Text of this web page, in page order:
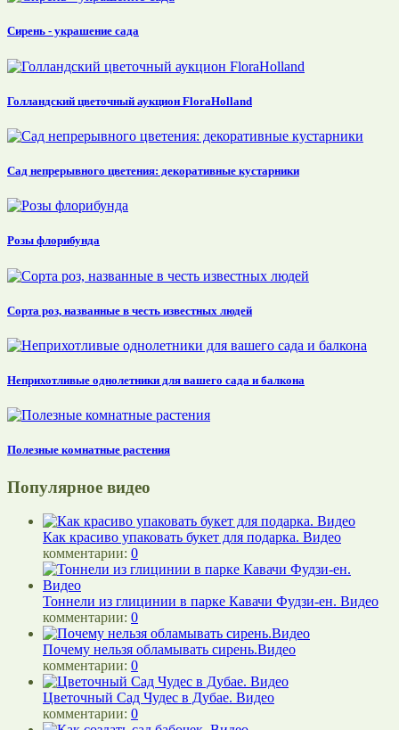
Сирень - украшение сада
Голландский цветочный аукцион FloraHolland
Сад непрерывного цветения: декоративные кустарники
Розы флорибунда
Сорта роз, названные в честь известных людей
Неприхотливые однолетники для вашего сада и балкона
Полезные комнатные растения
Популярное видео
Как красиво упаковать букет для подарка. Видео
комментарии: 0
Тоннели из глицинии в парке Кавачи Фудзи-ен. Видео
комментарии: 0
Почему нельзя обламывать сирень.Видео
комментарии: 0
Цветочный Сад Чудес в Дубае. Видео
комментарии: 0